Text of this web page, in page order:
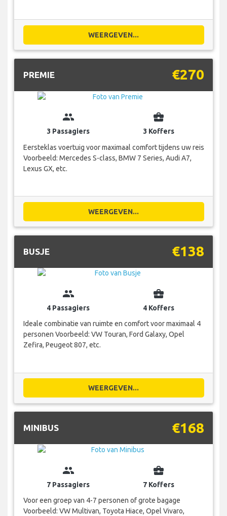
WEERGEVEN...
PREMIE €270
group
3 Passagiers
business_center
3 Koffers
Eersteklas voertuig voor maximaal comfort tijdens uw reis
Voorbeeld: Mercedes S-class, BMW 7 Series, Audi A7,
Lexus GX, etc.
WEERGEVEN...
BUSJE €138
group
4 Passagiers
business_center
4 Koffers
Ideale combinatie van ruimte en comfort voor maximaal 4
personen Voorbeeld: VW Touran, Ford Galaxy, Opel
Zefira, Peugeot 807, etc.
WEERGEVEN...
MINIBUS €168
group
7 Passagiers
business_center
7 Koffers
Voor een groep van 4-7 personen of grote bagage
Voorbeeld: VW Multivan, Toyota Hiace, Opel Vivaro,